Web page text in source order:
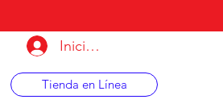
Iniciar sesión
Tienda en Línea